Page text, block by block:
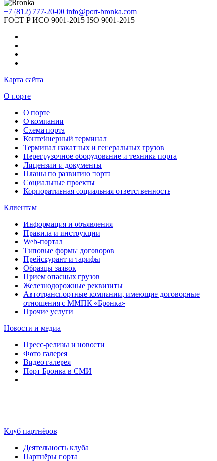
+7 (812) 777-20-00 info@port-bronka.com
ГОСТ Р ИСО 9001-2015 ISO 9001-2015
Карта сайта
О порте
О порте
О компании
Схема порта
Контейнерный терминал
Терминал накатных и генеральных грузов
Перегрузочное оборудование и техника порта
Лицензии и документы
Планы по развитию порта
Социальные проекты
Корпоративная социальная ответственность
Клиентам
Информация и объявления
Правила и инструкции
Web-портал
Типовые формы договоров
Прейскурант и тарифы
Образцы заявок
Прием опасных грузов
Железнодорожные реквизиты
Автотранспортные компании, имеющие договорные
отношения с ММПК «Бронка»
Прочие услуги
Новости и медиа
Пресс-релизы и новости
Фото галерея
Видео галерея
Порт Бронка в СМИ
Клуб партнёров
Деятельность клуба
Партнёры порта